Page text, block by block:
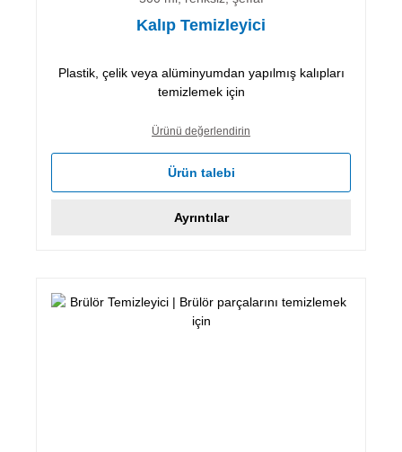
Kalıp Temizleyici
Plastik, çelik veya alüminyumdan yapılmış kalıpları
temizlemek için
Ürünü değerlendirin
Ürün talebi
Ayrıntılar